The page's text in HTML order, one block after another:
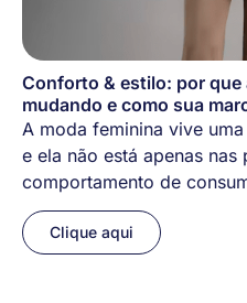
Conforto & estilo: por que
mudando e como sua
A moda feminina vive
e ela não está apenas nas
comportamento de
Clique aqui